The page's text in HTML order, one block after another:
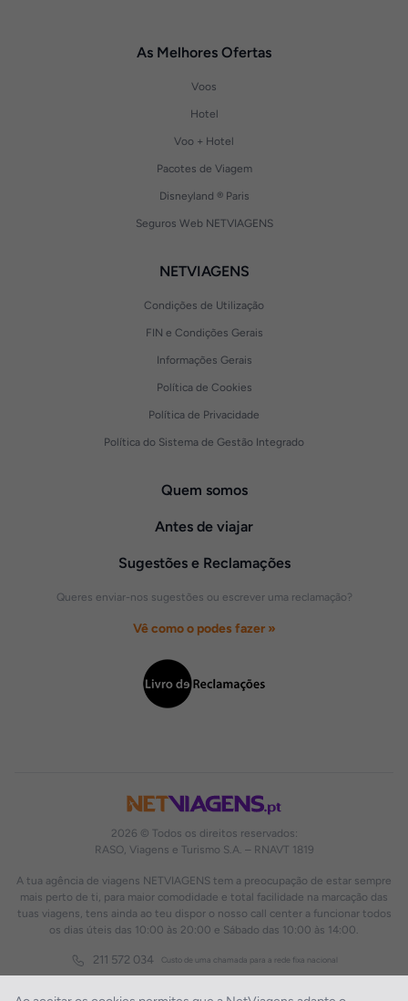
2026 © Todos os direitos reservados:
RASO, Viagens e Turismo S.A. – RNAVT 1819
A tua agência de viagens NETVIAGENS tem a preocupação de estar sempre
mais perto de ti, para maior comodidade e total facilidade na marcação das
tuas viagens, tens ainda ao teu dispor o nosso call center a funcionar todos
os dias úteis das 10:00 às 20:00 e Sábado das 10:00 às 14:00.
211 572 034 Custo de uma chamada para a rede fixa nacional
As Melhores Ofertas
Voos
Hotel
Voo + Hotel
Pacotes de Viagem
Disneyland ® Paris
Seguros Web NETVIAGENS
NETVIAGENS
Condições de Utilização
FIN e Condições Gerais
Informações Gerais
Política de Cookies
Política de Privacidade
Política do Sistema de Gestão Integrado
Quem somos
Antes de viajar
Sugestões e Reclamações
Queres enviar-nos sugestões ou escrever uma reclamação?
Vê como o podes fazer »